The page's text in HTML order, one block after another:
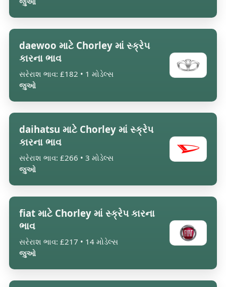
daewoo માટે Chorley માં સ્ક્રેપ
કારના ભાવ
સરેરાશ ભાવ: £182 • 1 મોડેલ્સ
જુઓ
daihatsu માટે Chorley માં સ્ક્રેપ
કારના ભાવ
સરેરાશ ભાવ: £266 • 3 મોડેલ્સ
જુઓ
fiat માટે Chorley માં સ્ક્રેપ કારના
ભાવ
સરેરાશ ભાવ: £217 • 14 મોડેલ્સ
જુઓ